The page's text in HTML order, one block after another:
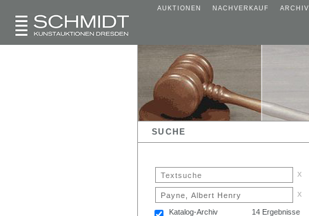
AUKTIONEN NACHVERKAUF ARCHIV
SUCHE
x
x
Katalog-Archiv 14 Ergebnisse